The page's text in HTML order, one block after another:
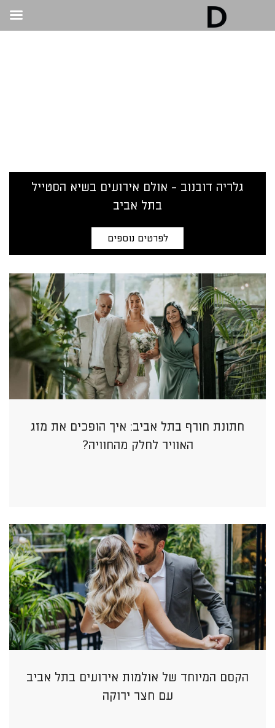
גלריה דובנוב - אולם אירועים בתל אביב | חתונות
גלריה דובנוב - אולם אירועים בשיא הסטייל
בתל אביב
לפרטים נוספים
חתונת חורף בתל אביב: איך הופכים את מזג
האוויר לחלק מהחוויה?
הקסם המיוחד של אולמות אירועים בתל אביב
עם חצר ירוקה